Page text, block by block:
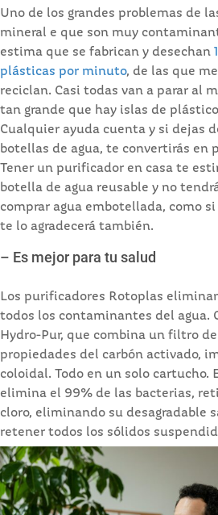
Uno de los grandes problemas de
mineral e que son muy
estima que se fabrican y desechan
plásticas por minuto, de las que
reciclan. Casi todas van a parar al
tan grande que hay islas de
Cualquier ayuda cuenta y si dejas
botellas de agua, te convertirás en
Tener un purificador en casa te
botella de agua reusable y no
comprar agua embotellada, como
te lo agradecerá también.
– Es mejor para tu salud
Los purificadores Rotoplas
todos los contaminantes del agua.
Hydro-Pur, que combina un filtro
propiedades del carbón activado,
coloidal. Todo en un solo cartucho.
elimina el 99% de las bacterias,
cloro, eliminando su desagradable
retener todos los sólidos